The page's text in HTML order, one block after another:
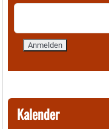
Kalender